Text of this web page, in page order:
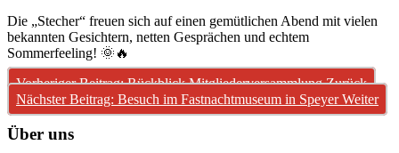
Die „Stecher“ freuen sich auf einen gemütlichen Abend mit vielen
bekannten Gesichtern, netten Gesprächen und echtem
Sommerfeeling! 🌞🔥
Vorheriger Beitrag: Rückblick MitgliederversammlungZurück
Nächster Beitrag: Besuch im Fastnachtmuseum in SpeyerWeiter
Über uns